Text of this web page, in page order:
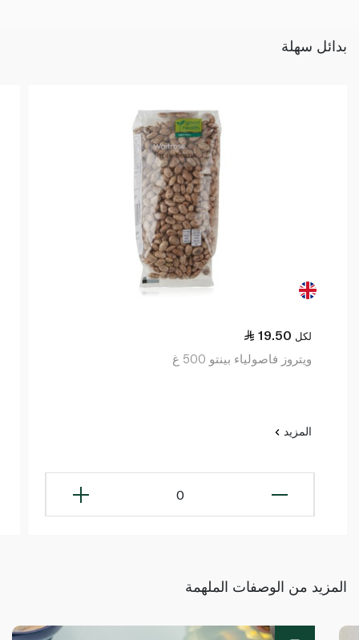
بدائل سهلة
19.50 لكل
ويتروز فاصولياء بينتو 500 غ
المزيد
0
المزيد من الوصفات الملهمة